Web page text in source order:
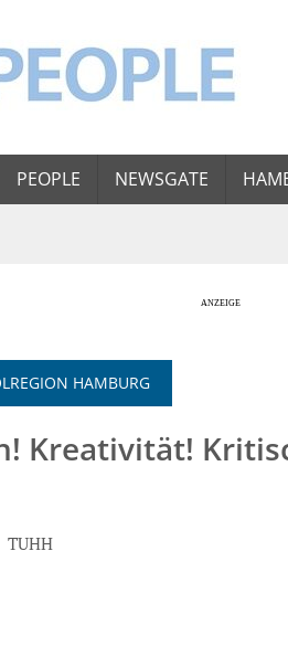
PEOPLE NEWSGATE
HAMBURG
Kreativität!
TUHH